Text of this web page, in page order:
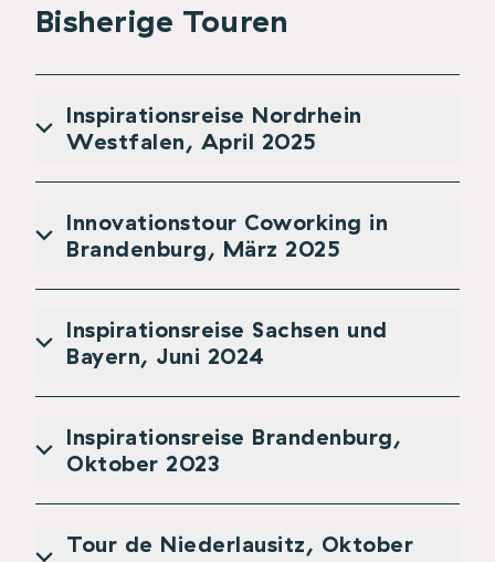
Bisherige Touren
Inspirationsreise Nordrhein
Westfalen, April 2025
Innovationstour Coworking in
Brandenburg, März 2025
Inspirationsreise Sachsen und
Bayern, Juni 2024
Inspirationsreise Brandenburg,
Oktober 2023
Tour de Niederlausitz, Oktober